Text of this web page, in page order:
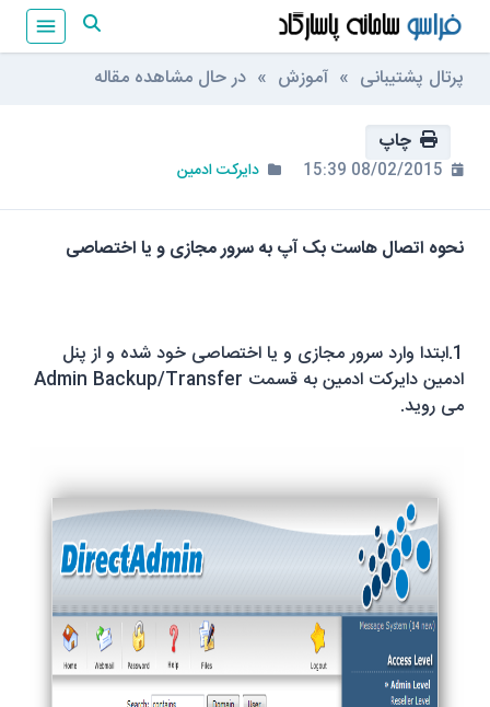
پرتال پشتیبانی » آموزش » در حال مشاهده مقاله
چاپ
دایرکت ادمین
نحوه اتصال هاست بک آپ به سرور مجازی و یا اختصاصی
1.ابتدا وارد سرور مجازی و یا اختصاصی خود شده و از پنل
ادمین دایرکت ادمین به قسمت Admin Backup/Transfer
می روید.